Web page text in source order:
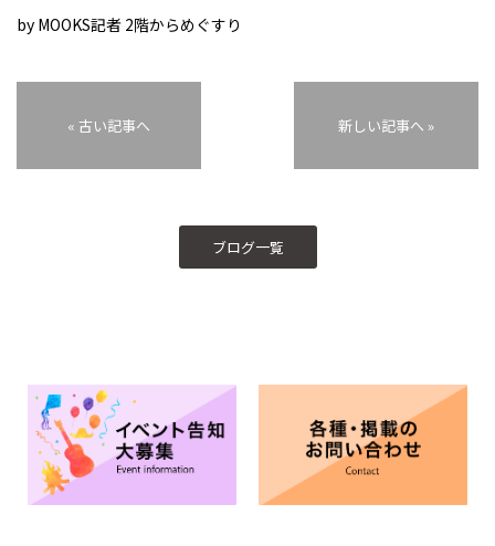
by MOOKS記者 2階からめぐすり
« 古い記事へ 新しい記事へ »
ブログ一覧